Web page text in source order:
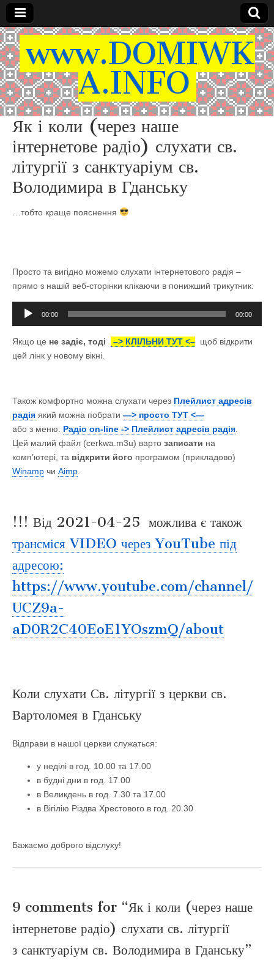
www.DOMIWK
A.INFO
Як і коли (через наше
інтернетове радіо) слухати св.
літургії з санктуаріум св.
Володимира в Гданську
…тобто краще пояснення
Просто та вигідно можемо слухати інтернетового радія –
прямо з нашій веб-сторінки клікаючи в понижший трикутник:
00:00 00:00
Якщо це не задіє, тоді –> КЛІЛЬНИ ТУТ <– щоб відкрити
цей лінк у новому вікні.
Також комфортно можна слухати через Плейлист адресів
радія який можна побрати —> просто TУТ <—
або з меню: Радіо on-line -> Плейлист адресів радія
Цей малий файл (cerkwa.m3u) варто записати на
комп’ютері, та відкрити його програмом (прикладово)
Winamp чи Aimp
!!! Від 2021-04-25 можлива є також
трансміся VIDEO через YouTube під
адресою:
https://www.youtube.com/channel/
UCZ9a-
aD0R2C40EoE1YOszmQ/about
Коли слухати Св. літургії з церкви св.
Вартоломея в Гданську
Відправи в нашої церкви служаться:
у неділі в год. 10.00 та 17.00
в будні дни в год. 17.00
в Великдень в год. 7.30 та 17.00
в Вігілію Різдва Хрестового в год. 20.30
Бажаємо доброго відслуху!
9 comments for “Як і коли (через наше
інтернетове радіо) слухати св. літургії
з санктуаріум св. Володимира в Гданську”